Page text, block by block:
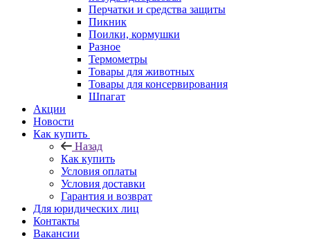
Перчатки и средства защиты
Пикник
Поилки, кормушки
Разное
Термометры
Товары для животных
Товары для консервирования
Шпагат
Акции
Новости
Как купить
Назад
Как купить
Условия оплаты
Условия доставки
Гарантия и возврат
Для юридических лиц
Контакты
Вакансии